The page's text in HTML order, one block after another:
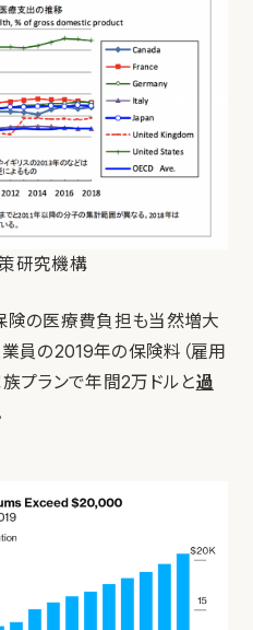
研究機構
険の医療費負担も当然増大
員の2019年の保険料（雇用
プランで年間2万ドルと過